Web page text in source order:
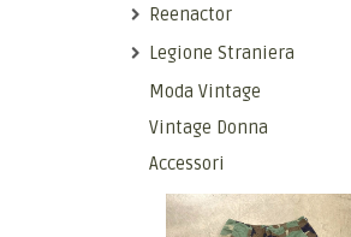
Reenactor
Legione Straniera
Moda Vintage
Vintage Donna
Accessori